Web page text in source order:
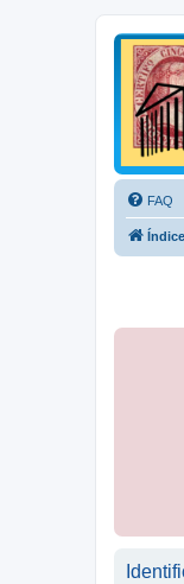
Foro
FAQ